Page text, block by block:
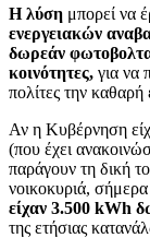
Η λύση μπορεί να
ενεργειακών
δωρεάν
κοινότητες, για να
πολίτες την καθαρή
Αν η Κυβέρνηση
(που έχει
παράγουν τη δική
νοικοκυριά,
είχαν 3.500 kWh
της ετήσιας